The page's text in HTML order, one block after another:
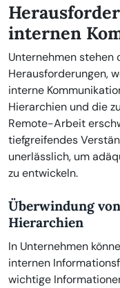
internen
Unternehmen stehen
Herausforderungen,
interne
Hierarchien und die
Remote-Arbeit
tiefgreifendes
unerlässlich, um
zu entwickeln.
Überwindung
Hierarchien
In Unternehmen
internen
wichtige